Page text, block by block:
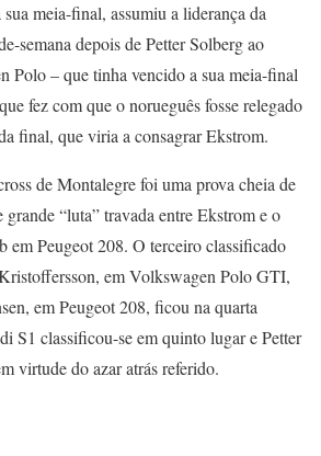
meia-final, assumiu a liderança da
semana depois de Petter Solberg ao
Polo – que tinha vencido a sua meia-final
fez com que o norueguês fosse relegado
final, que viria a consagrar Ekstrom.
de Montalegre foi uma prova cheia de
“luta” travada entre Ekstrom e o
em Peugeot 208. O terceiro classificado
em Volkswagen Polo GTI,
em Peugeot 208, ficou na quarta
S1 classificou-se em quinto lugar e Petter
virtude do azar atrás referido.